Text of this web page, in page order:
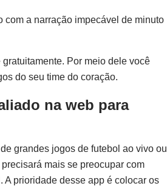
a narração impecável de minuto
Por meio dele você
do seu time do coração.
na web para
grandes jogos de futebol ao vivo ou
mais se preocupar com
A prioridade desse app é colocar os